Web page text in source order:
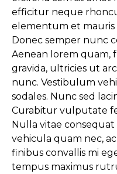
efficitur neque
elementum et mauris
Donec semper nunc
Aenean lorem quam,
gravida, ultricies ut
nunc. Vestibulum
sodales. Nunc sed
Curabitur vulputate
Nulla vitae
vehicula quam nec,
finibus convallis mi
tempus maximus